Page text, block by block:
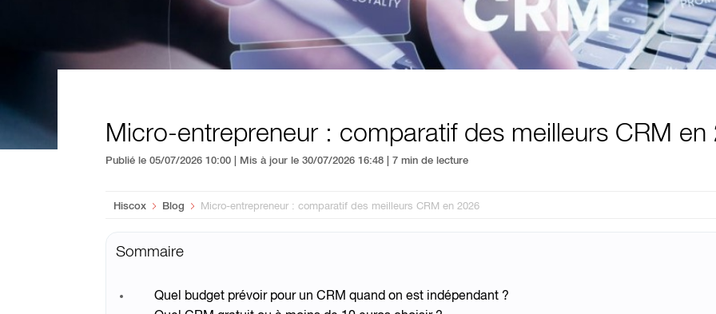
Micro-entrepreneur : comparatif des meilleurs CRM en
Publié le 05/07/2026 10:00 | Mis à jour le 30/07/2026 16:48 | 7 min de lecture
You are here:
Hiscox Blog Micro-entrepreneur : comparatif des meilleurs CRM en 2026
Sommaire
Quel budget prévoir pour un CRM quand on est indépendant ?